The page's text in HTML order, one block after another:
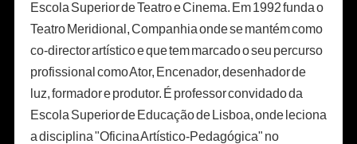
Escola Superior de Teatro e Cinema. Em 1992 funda o
Teatro Meridional, Companhia onde se mantém como
co-director artístico e que tem marcado o seu percurso
profissional como Ator, Encenador, desenhador de
luz, formador e produtor. É professor convidado da
Escola Superior de Educação de Lisboa, onde leciona
a disciplina "Oficina Artístico-Pedagógica" no